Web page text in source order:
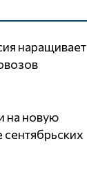
наращивает
на новую